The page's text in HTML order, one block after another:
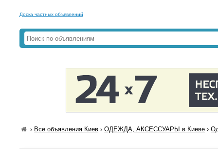
Доска частных объявлений
› Все объявления Киев ›ОДЕЖДА, АКСЕССУАРЫ в Киеве ›